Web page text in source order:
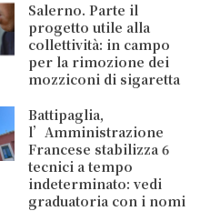
Salerno. Parte il
progetto utile alla
collettività: in campo
per la rimozione dei
mozziconi di sigaretta
Battipaglia,
l’Amministrazione
Francese stabilizza 6
tecnici a tempo
indeterminato: vedi
graduatoria con i nomi